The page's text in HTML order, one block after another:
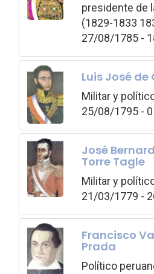
presidente de
(1829-1833
27/08/1785 -
Luis José de
Militar y
25/08/1795 -
José
Torre Tagle
Militar y
21/03/1779 -
Francisco
Prada
Político